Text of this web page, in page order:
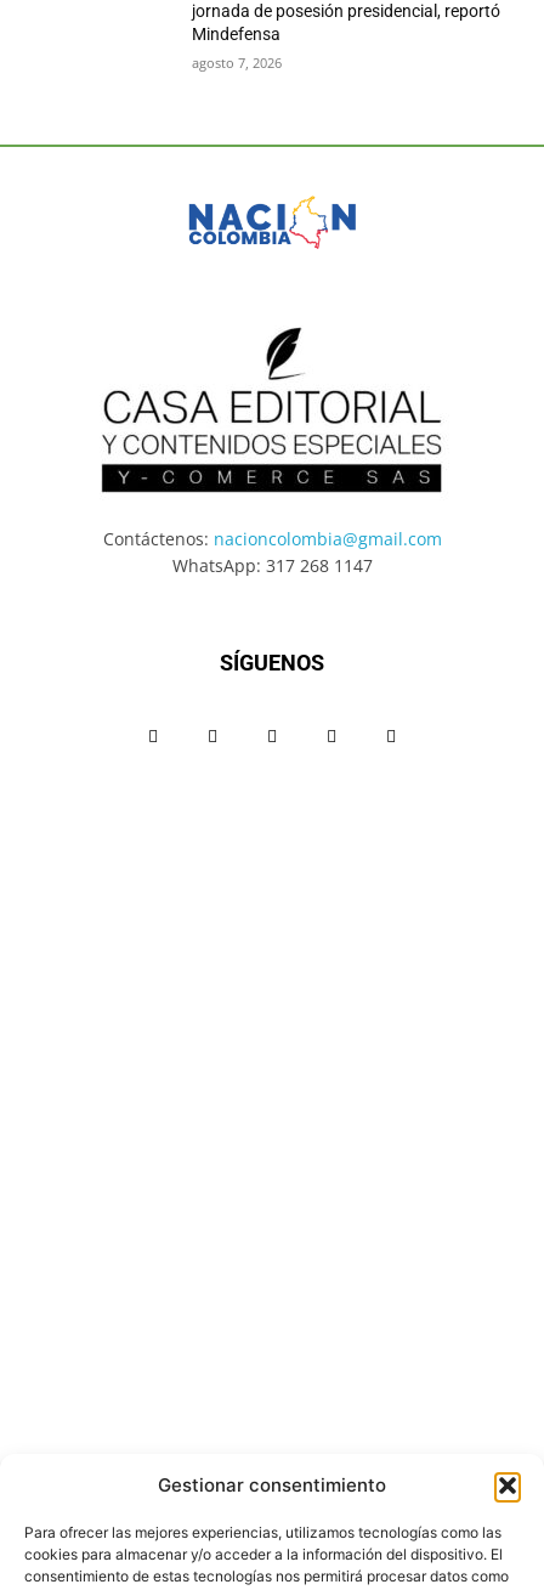
Gestionar consentimiento
Para ofrecer las mejores experiencias, utilizamos tecnologías como las
cookies para almacenar y/o acceder a la información del dispositivo. El
consentimiento de estas tecnologías nos permitirá procesar datos como
jornada de posesión presidencial, reportó
Mindefensa
agosto 7, 2026
Contáctenos: nacioncolombia@gmail.com
WhatsApp: 317 268 1147
SÍGUENOS